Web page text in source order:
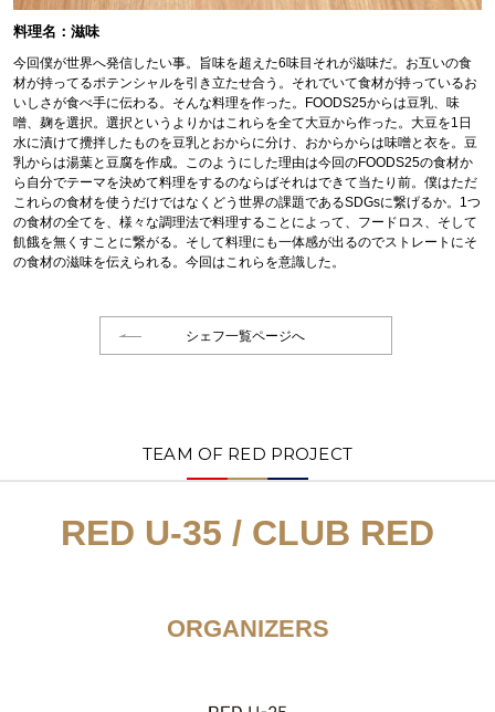
料理名：滋味
今回僕が世界へ発信したい事。旨味を超えた6味目それが滋味だ。お互いの食
材が持ってるポテンシャルを引き立たせ合う。それでいて食材が持っているお
いしさが食べ手に伝わる。そんな料理を作った。FOODS25からは豆乳、味
噌、麹を選択。選択というよりかはこれらを全て大豆から作った。大豆を1日
水に漬けて攪拌したものを豆乳とおからに分け、おからからは味噌と衣を。豆
乳からは湯葉と豆腐を作成。このようにした理由は今回のFOODS25の食材か
ら自分でテーマを決めて料理をするのならばそれはできて当たり前。僕はただ
これらの食材を使うだけではなくどう世界の課題であるSDGsに繋げるか。1つ
の食材の全てを、様々な調理法で料理することによって、フードロス、そして
飢餓を無くすことに繋がる。そして料理にも一体感が出るのでストレートにそ
の食材の滋味を伝えられる。今回はこれらを意識した。
シェフ一覧ページへ
TEAM OF RED PROJECT
RED U-35 / CLUB RED
ORGANIZERS